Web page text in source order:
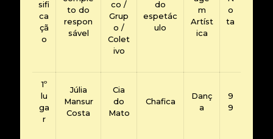
sifi
ca
çã
o
to do
respon
sável
co /
Grup
o /
Colet
ivo
do
espetác
ulo
m
Artíst
ica
o
ta
1º
lu
ga
r
Júlia
Mansur
Costa
Cia
do
Mato
Chafica
Danç
a
9
9